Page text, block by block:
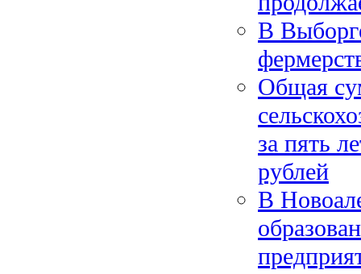
В
Общая
за пять
рублей
В